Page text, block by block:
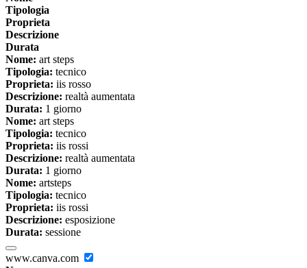
Tipologia
Proprieta
Descrizione
Durata
Nome: art steps
Tipologia: tecnico
Proprieta: iis rosso
Descrizione: realtà aumentata
Durata: 1 giorno
Nome: art steps
Tipologia: tecnico
Proprieta: iis rossi
Descrizione: realtà aumentata
Durata: 1 giorno
Nome: artsteps
Tipologia: tecnico
Proprieta: iis rossi
Descrizione: esposizione
Durata: sessione
www.canva.com